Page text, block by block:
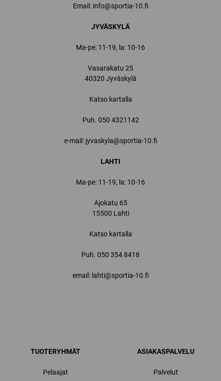
Email: info@sportia-10.fi
JYVÄSKYLÄ
Ma-pe: 11-19, la: 10-16
Vasarakatu 25
40320 Jyväskylä
Katso kartalla
Puh. 050 4321142
e-mail: jyvaskyla@sportia-10.fi
LAHTI
Ma-pe: 11-19, la: 10-16
Ajokatu 65
15500 Lahti
Katso kartalla
Puh. 050 354 8418
email: lahti@sportia-10.fi
TUOTERYHMÄT
Pelaajat
ASIAKASPALVELU
Palvelut